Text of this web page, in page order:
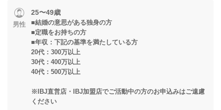
男性
25〜49歳
■結婚の意思がある独身の方
■定職をお持ちの方
■年収：下記の基準を満たしている方
20代：300万以上
30代：400万以上
40代：500万以上
※IBJ直営店・IBJ加盟店でご活動中の方のお申込みはご遠慮
ください